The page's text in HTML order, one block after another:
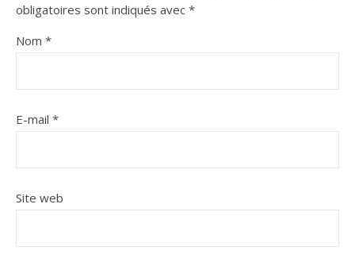
obligatoires sont indiqués avec *
Nom *
E-mail *
Site web